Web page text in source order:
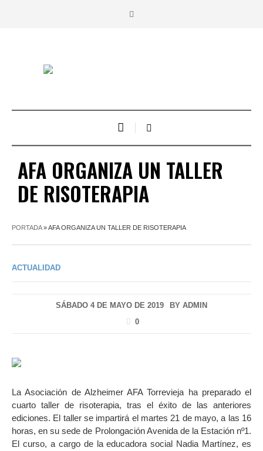
AFA ORGANIZA UN TALLER
DE RISOTERAPIA
PORTADA»AFA ORGANIZA UN TALLER DE RISOTERAPIA
ACTUALIDAD
SÁBADO 4 DE MAYO DE 2019 BY ADMIN
0
La Asociación de Alzheimer AFA Torrevieja ha preparado el
cuarto taller de risoterapia, tras el éxito de las anteriores
ediciones. El taller se impartirá el martes 21 de mayo, a las 16
horas, en su sede de Prolongación Avenida de la Estación nº1.
El curso, a cargo de la educadora social Nadia Martínez, es